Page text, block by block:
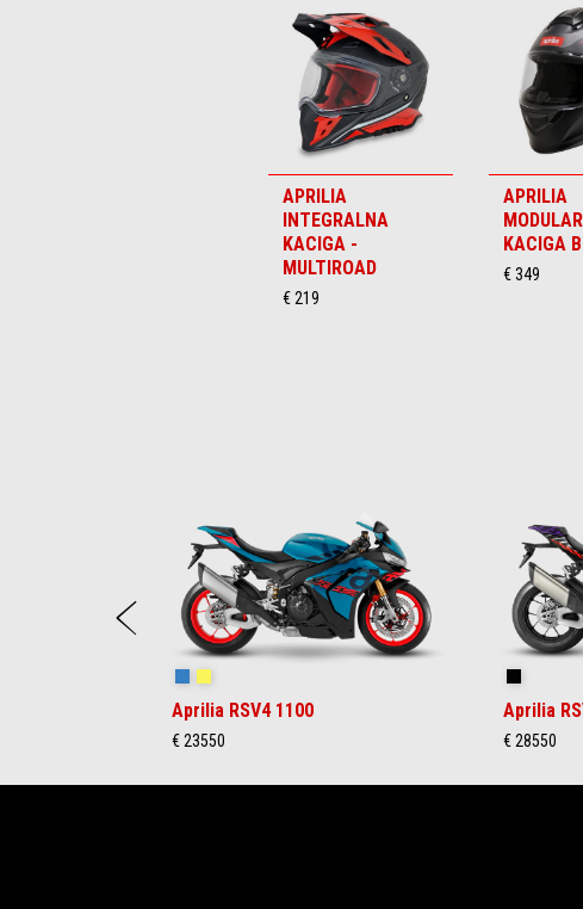
APRILIA
INTEGRALNA
KACIGA -
MULTIROAD
€ 219
APRILIA
KACIGA
€ 349
Prethodni
Aprilia RSV4 1100
€ 23550
Aprilia
€ 28550